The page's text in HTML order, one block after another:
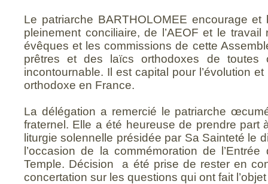
Le patriarche BARTHOLOMEE encourage et
pleinement conciliaire, de l’AEOF et le
évêques et les commissions de cette
prêtres et des laïcs orthodoxes de toutes
incontournable. Il est capital pour l’évolution et
orthodoxe en France.
La délégation a remercié le patriarche
fraternel. Elle a été heureuse de prendre part
liturgie solennelle présidée par Sa Sainteté le
l’occasion de la commémoration de
Temple. Décision
a été prise de rester en
concertation sur les questions qui ont fait